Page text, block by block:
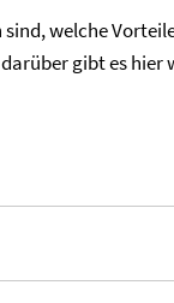
welche
gibt es